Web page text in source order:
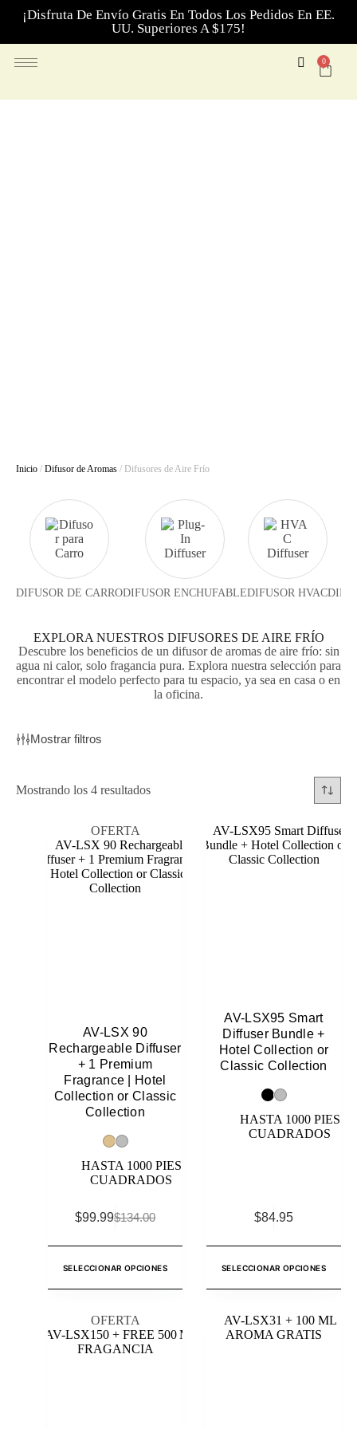
¡Disfruta De Envío Gratis En Todos Los Pedidos En EE.
UU. Superiores A $175!
0
Inicio / Difusor de Aromas / Difusores de Aire Frío
DIFUSOR DE CARRODIFUSOR ENCHUFABLEDIFUSOR HVAC
EXPLORA NUESTROS DIFUSORES DE AIRE FRÍO
Descubre los beneficios de un difusor de aromas de aire frío: sin
agua ni calor, solo fragancia pura. Explora nuestra selección para
encontrar el modelo perfecto para tu espacio, ya sea en casa o en
la oficina.
Mostrar filtros
Mostrando los 4 resultados
OFERTA
AV-LSX 90
Rechargeable Diffuser
+ 1 Premium
Fragrance | Hotel
Collection or Classic
Collection
HASTA 1000 PIES
CUADRADOS
$134.00
$99.99
SELECCIONAR OPCIONES
AV-LSX95 Smart
Diffuser Bundle +
Hotel Collection or
Classic Collection
HASTA 1000 PIES
CUADRADOS
$84.95
SELECCIONAR OPCIONES
OFERTA